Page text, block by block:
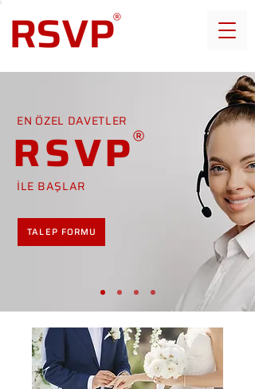
EN ÖZEL DAVETLER
RSVP
İLE BAŞLAR
TALEP FORMU